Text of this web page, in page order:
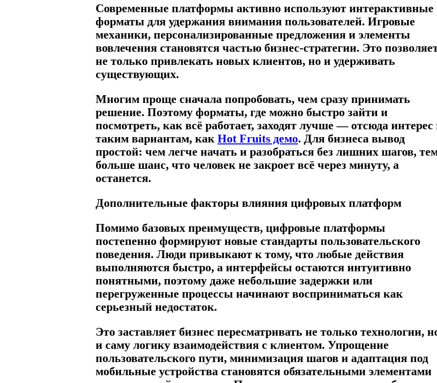
Современные платформы активно используют интерактивные
форматы для удержания внимания пользователей. Игровые
механики, персонализированные предложения и элементы
вовлечения становятся частью бизнес-стратегии. Это
не только привлекать новых клиентов, но и удерживать
существующих.
Многим проще сначала попробовать, чем сразу принимать
решение. Поэтому форматы, где можно быстро зайти и
посмотреть, как всё работает, заходят лучше — отсюда интерес
таким вариантам, как Hot Fruits демо. Для бизнеса вывод
простой: чем легче начать и разобраться без лишних шагов,
больше шанс, что человек не закроет всё через минуту, а
останется.
Дополнительные факторы влияния цифровых платформ
Помимо базовых преимуществ, цифровые платформы
постепенно формируют новые стандарты пользовательского
поведения. Люди привыкают к тому, что любые действия
выполняются быстро, а интерфейсы остаются интуитивно
понятными, поэтому даже небольшие задержки или
перегруженные процессы начинают восприниматься как
серьезный недостаток.
Это заставляет бизнес пересматривать не только технологии,
и саму логику взаимодействия с клиентом. Упрощение
пользовательского пути, минимизация шагов и адаптация под
мобильные устройства становятся обязательными элементами